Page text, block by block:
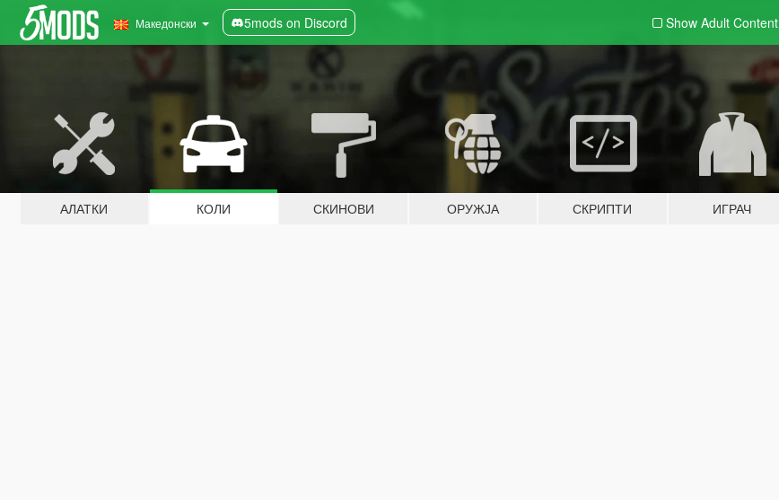
Македонски 5mods on Discord Show Adult Content
АЛАТКИ КОЛИ СКИНОВИ ОРУЖЈА СКРИПТИ ИГРАЧ